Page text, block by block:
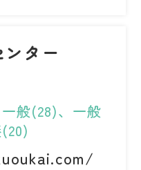
ター
般(28)、一般